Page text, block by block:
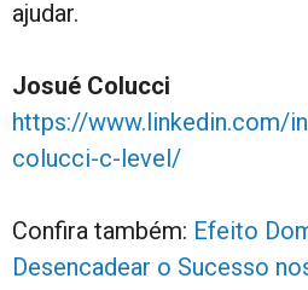
ajudar.
Josué Colucci
https://www.linkedin.com/
colucci-c-level/
Confira também: Efeito
Desencadear o Sucesso